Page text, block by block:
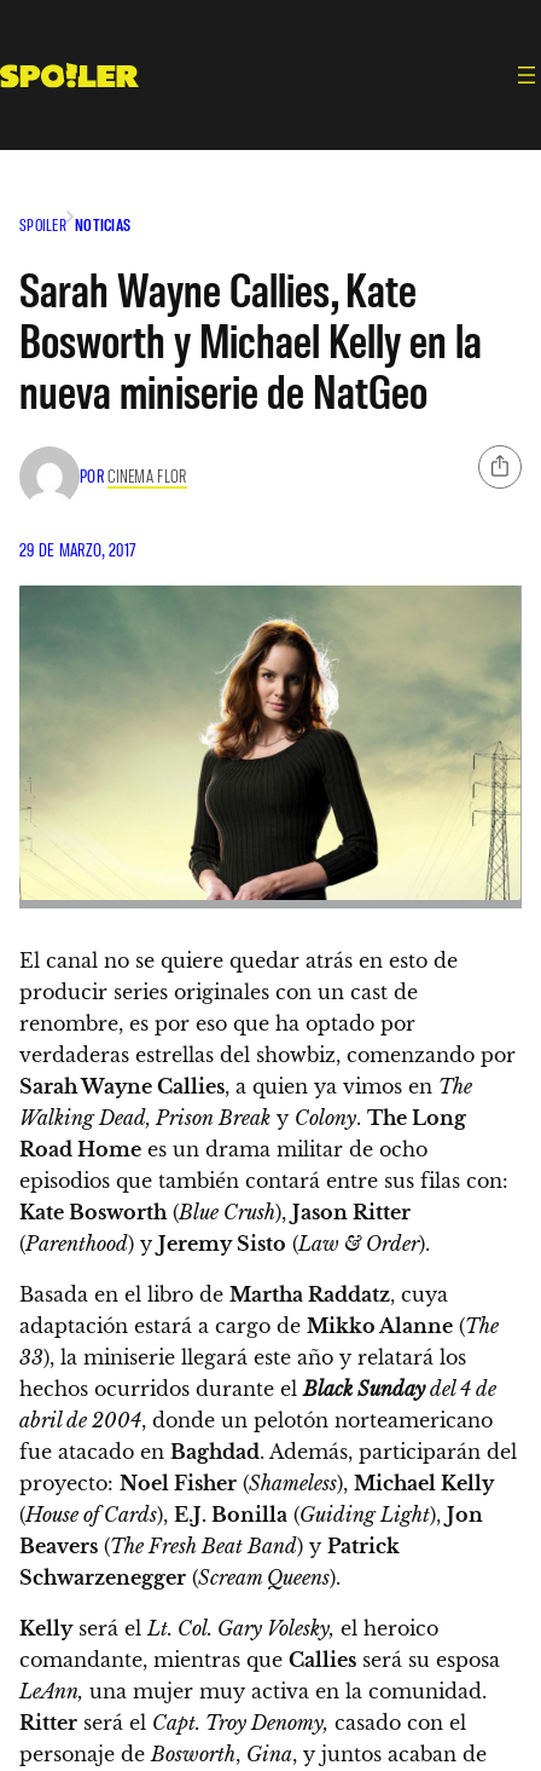
contenido
SPOILER NOTICIAS
Sarah Wayne Callies, Kate
Bosworth y Michael Kelly en la
nueva miniserie de NatGeo
PORCINEMA FLOR
29 DE MARZO, 2017
El canal no se quiere quedar atrás en esto de
producir series originales con un cast de
renombre, es por eso que ha optado por
verdaderas estrellas del showbiz, comenzando por
Sarah Wayne Callies, a quien ya vimos en The
Walking Dead, Prison Break y Colony. The Long
Road Home es un drama militar de ocho
episodios que también contará entre sus filas con:
Kate Bosworth (Blue Crush), Jason Ritter
(Parenthood) y Jeremy Sisto (Law & Order).
Basada en el libro de Martha Raddatz, cuya
adaptación estará a cargo de Mikko Alanne (The
33), la miniserie llegará este año y relatará los
hechos ocurridos durante elBlack Sundaydel 4 de
abril de 2004, donde un pelotón norteamericano
fue atacado en Baghdad. Además, participarán del
proyecto: Noel Fisher (Shameless), Michael Kelly
(House of Cards), E.J. Bonilla (Guiding Light), Jon
Beavers (The Fresh Beat Band) y Patrick
Schwarzenegger (Scream Queens).
Kellyserá el Lt. Col. Gary Volesky, el heroico
comandante, mientras que Callies será su esposa
LeAnn, una mujer muy activa en la comunidad.
Ritter será el Capt. Troy Denomy, casado con el
personaje de Bosworth, Gina, y juntos acaban de